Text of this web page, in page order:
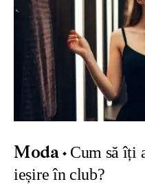
Moda
Cum să îți
ieșire în club?